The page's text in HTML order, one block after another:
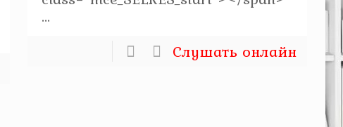
...
Слушать онлайн